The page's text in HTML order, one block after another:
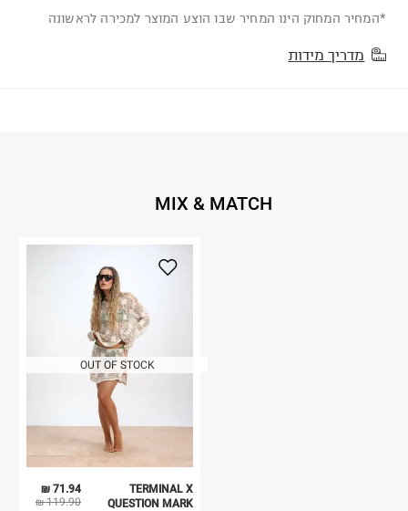
*המחיר המחוק הינו המחיר שבו הוצע המוצר למכירה לראשונה
מדריך מידות
MIX & MATCH
OUT OF STOCK
71.94 ₪
119.90 ₪
TERMINAL X
QUESTION MARK